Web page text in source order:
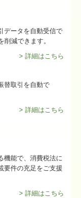
データを自動受信で
減できます。
> 詳細はこちら
替取引を自動で
> 詳細はこちら
機能で、消費税法に
要件の充足をご支援
> 詳細はこちら